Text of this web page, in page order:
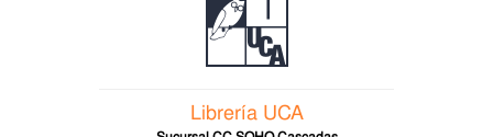
Librería UCA